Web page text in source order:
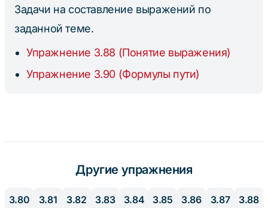
Задачи на составление выражений по
заданной теме.
Упражнение 3.88 (Понятие выражения)
Упражнение 3.90 (Формулы пути)
Другие упражнения
3.80 3.81 3.82 3.83 3.84 3.85 3.86 3.87
3.88